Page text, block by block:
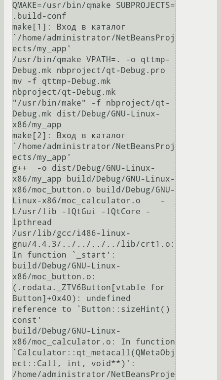
QMAKE=/usr/bin/qmake SUBPROJECTS=
.build-conf
make[1]: Вход в каталог
`/home/administrator/NetBeansProj
ects/my_app'
/usr/bin/qmake VPATH=. -o qttmp-
Debug.mk nbproject/qt-Debug.pro
mv -f qttmp-Debug.mk
nbproject/qt-Debug.mk
"/usr/bin/make" -f nbproject/qt-
Debug.mk dist/Debug/GNU-Linux-
x86/my_app
make[2]: Вход в каталог
`/home/administrator/NetBeansProj
ects/my_app'
g++  -o dist/Debug/GNU-Linux-
x86/my_app build/Debug/GNU-Linux-
x86/moc_button.o build/Debug/GNU-
Linux-x86/moc_calculator.o    -
L/usr/lib -lQtGui -lQtCore -
lpthread
/usr/lib/gcc/i486-linux-
gnu/4.4.3/../../../../lib/crt1.o:
In function `_start':
build/Debug/GNU-Linux-
x86/moc_button.o:
(.rodata._ZTV6Button[vtable for
Button]+0x40): undefined
reference to `Button::sizeHint()
const'
build/Debug/GNU-Linux-
x86/moc_calculator.o: In function
`Calculator::qt_metacall(QMetaObj
ect::Call, int, void**)':
/home/administrator/NetBeansProje